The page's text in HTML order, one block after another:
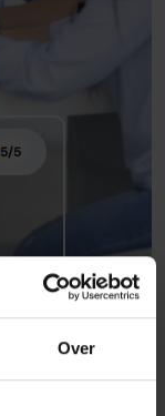
Over
5/5